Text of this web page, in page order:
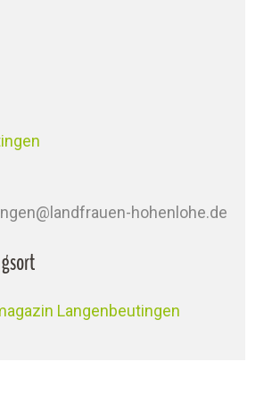
hohenlohe.de
Langenbeutingen